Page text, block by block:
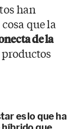
han
que la
de la
es lo que ha